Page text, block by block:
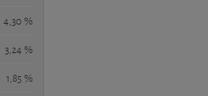
4,30 %
3,24 %
1,85 %